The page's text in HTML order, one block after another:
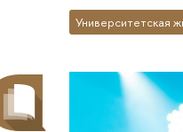
Университетская